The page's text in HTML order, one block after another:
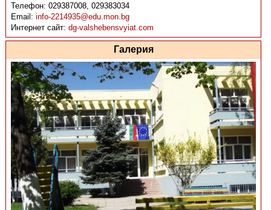
Телефон:029387008, 029383034
Email:info-2214935@edu.mon.bg
Интернет сайт:dg-valshebensvyiat.com
Галерия